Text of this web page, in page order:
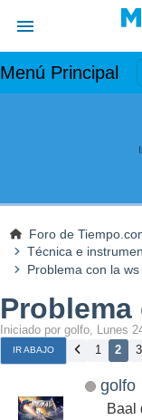
Menú Principal
Foro de
Técnica e
Problema con la
Problema
Iniciado por golfo, Lunes
IR ABAJO 1 2 3
golfo
Baal